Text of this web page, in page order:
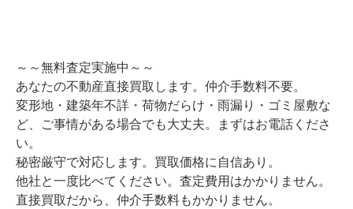
～～無料査定実施中～～
あなたの不動産直接買取します。仲介手数料不要。
変形地・建築年不詳・荷物だらけ・雨漏り・ゴミ屋敷な
ど、ご事情がある場合でも大丈夫。まずはお電話くださ
い。
秘密厳守で対応します。買取価格に自信あり。
他社と一度比べてください。査定費用はかかりません。
直接買取だから、仲介手数料もかかりません。